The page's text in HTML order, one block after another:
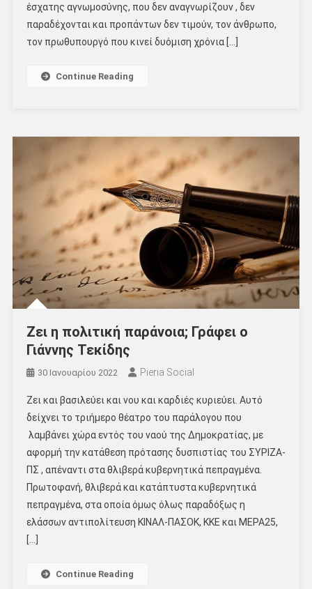
έσχατης αγνωμοσύνης, που δεν αναγνωρίζουν , δεν
παραδέχονται και προπάντων δεν τιμούν, τον άνθρωπο,
τον πρωθυπουργό που κινεί δυόμιση χρόνια […]
Continue Reading
Ζει η πολιτική παράνοια; Γράφει ο
Γιάννης Τεκίδης
30 Ιανουαρίου 2022 Pieria Social
Ζει και βασιλεύει και νου και καρδιές κυριεύει. Αυτό
δείχνει το τριήμερο θέατρο του παράλογου που
λαμβάνει χώρα εντός του ναού της Δημοκρατίας, με
αφορμή την κατάθεση πρότασης δυσπιστίας του ΣΥΡΙΖΑ-
ΠΣ , απέναντι στα θλιβερά κυβερνητικά πεπραγμένα.
Πρωτοφανή, θλιβερά και κατάπτυστα κυβερνητικά
πεπραγμένα, στα οποία όμως όλως παραδόξως η
ελάσσων αντιπολίτευση ΚΙΝΑΛ-ΠΑΣΟΚ, ΚΚΕ και ΜΕΡΑ25,
[…]
Continue Reading